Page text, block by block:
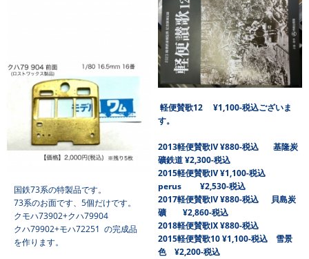
国鉄73系の特製品です。
73系のお面です、5個だけです。
クモハ73902+クハ79904
クハ79902+モハ72251 の完成品
を作ります。
軽便賛歌12 ¥1,100-税込ございま
す。
2013軽便賛歌Ⅳ ¥880-税込 基隆炭
礦鉄道 ¥2,300-税込
2015軽便賛歌Ⅳ ¥1,100-税込
perus ¥2,530-税込
2017軽便賛歌Ⅳ ¥880-税込 貝島炭
礦 ¥2,860-税込
2018軽便賛歌Ⅸ ¥880-税込
2015軽便賛歌10 ¥1,100-税込 雪景
色 ¥2,200-税込